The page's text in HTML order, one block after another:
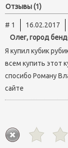
Отзывы (1)
# 1
16.02.2017
Олег, город
Я купил кубик
всем купить этот
спосибо Роману
сайте